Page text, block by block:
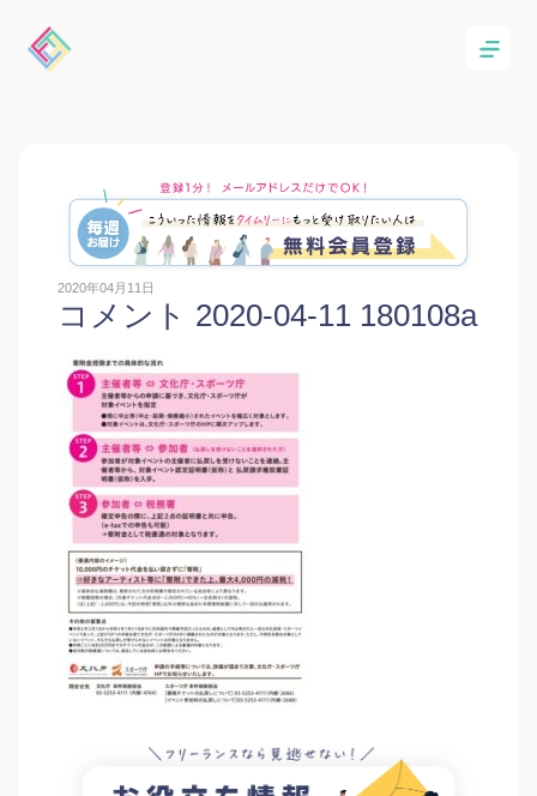
2020年04月11日
コメント 2020-04-11 180108a